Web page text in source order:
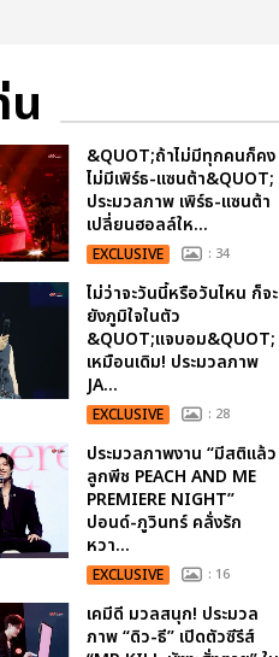
น
&QUOT;ถ้าไม่มีทุกคนก็คง
ไม่มีเพิร์ธ-แซนต้า&QUOT;
ประมวลภาพ เพิร์ธ-แซนต้า
เปลี่ยนฮอลล์ให...
EXCLUSIVE : 34
ไม่ว่าจะวันนี้หรือวันไหน ก็จะ
ยังภูมิใจในตัว
&QUOT;แจบอม&QUOT;
เหมือนเดิม! ประมวลภาพ
JA...
EXCLUSIVE : 28
ประมวลภาพงาน “มีสติแล้ว
ลูกพีช PEACH AND ME
PREMIERE NIGHT”
ปอนด์-ภูวินทร์ คลั่งรัก
หวา...
EXCLUSIVE : 16
เคมีดี มวลสนุก! ประมวล
ภาพ “ดิว-ธี” เปิดตัวซีรีส์